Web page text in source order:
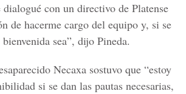
con un directivo de Platense
de hacerme cargo del equipo y, si se
sea”, dijo Pineda.
Necaxa sostuvo que “estoy
si se dan las pautas necesarias,